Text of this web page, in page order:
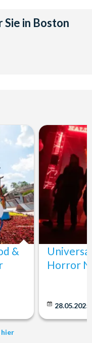
in Boston
&
Horror
28.05.2025